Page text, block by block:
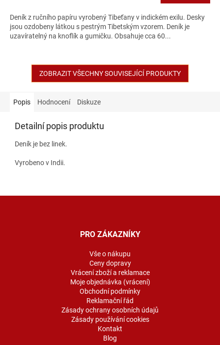
Deník z ručního papíru vyrobený Tibeťany v indickém exilu. Desky
jsou ozdobeny látkou s pestrým Tibetským vzorem. Deník je
uzavíratelný na knoflík a gumičku. Obsahuje cca 60...
ZOBRAZIT VŠECHNY SOUVISEJÍCÍ PRODUKTY
Popis Hodnocení Diskuze
Detailní popis produktu
Deník je bez linek.
Vyrobeno v Indii.
PRO ZÁKAZNÍKY
Vše o nákupu
Ceny dopravy
Vrácení zboží a reklamace
Moje objednávka (vrácení)
Obchodní podmínky
Reklamační řád
Zásady ochrany osobních údajů
Zásady používání cookies
Kontakt
Blog